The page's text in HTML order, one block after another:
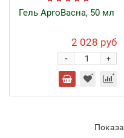
Гель АргоВасна, 50 мл
2 028 руб
+
-